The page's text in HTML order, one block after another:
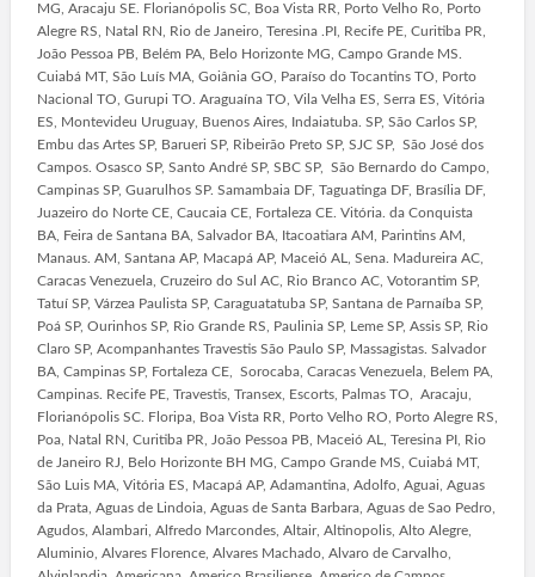
MG, Aracaju SE. Florianópolis SC, Boa Vista RR, Porto Velho Ro, Porto
Alegre RS, Natal RN, Rio de Janeiro, Teresina .PI, Recife PE, Curitiba PR,
João Pessoa PB, Belém PA, Belo Horizonte MG, Campo Grande MS.
Cuiabá MT, São Luís MA, Goiânia GO, Paraíso do Tocantins TO, Porto
Nacional TO, Gurupi TO. Araguaína TO, Vila Velha ES, Serra ES, Vitória
ES, Montevideu Uruguay, Buenos Aires, Indaiatuba. SP, São Carlos SP,
Embu das Artes SP, Barueri SP, Ribeirão Preto SP, SJC SP, São José dos
Campos. Osasco SP, Santo André SP, SBC SP, São Bernardo do Campo,
Campinas SP, Guarulhos SP. Samambaia DF, Taguatinga DF, Brasília DF,
Juazeiro do Norte CE, Caucaia CE, Fortaleza CE. Vitória. da Conquista
BA, Feira de Santana BA, Salvador BA, Itacoatiara AM, Parintins AM,
Manaus. AM, Santana AP, Macapá AP, Maceió AL, Sena. Madureira AC,
Caracas Venezuela, Cruzeiro do Sul AC, Rio Branco AC, Votorantim SP,
Tatuí SP, Várzea Paulista SP, Caraguatatuba SP, Santana de Parnaíba SP,
Poá SP, Ourinhos SP, Rio Grande RS, Paulinia SP, Leme SP, Assis SP, Rio
Claro SP, Acompanhantes Travestis São Paulo SP, Massagistas. Salvador
BA, Campinas SP, Fortaleza CE, Sorocaba, Caracas Venezuela, Belem PA,
Campinas. Recife PE, Travestis, Transex, Escorts, Palmas TO, Aracaju,
Florianópolis SC. Floripa, Boa Vista RR, Porto Velho RO, Porto Alegre RS,
Poa, Natal RN, Curitiba PR, João Pessoa PB, Maceió AL, Teresina PI, Rio
de Janeiro RJ, Belo Horizonte BH MG, Campo Grande MS, Cuiabá MT,
São Luis MA, Vitória ES, Macapá AP, Adamantina, Adolfo, Aguai, Aguas
da Prata, Aguas de Lindoia, Aguas de Santa Barbara, Aguas de Sao Pedro,
Agudos, Alambari, Alfredo Marcondes, Altair, Altinopolis, Alto Alegre,
Aluminio, Alvares Florence, Alvares Machado, Alvaro de Carvalho,